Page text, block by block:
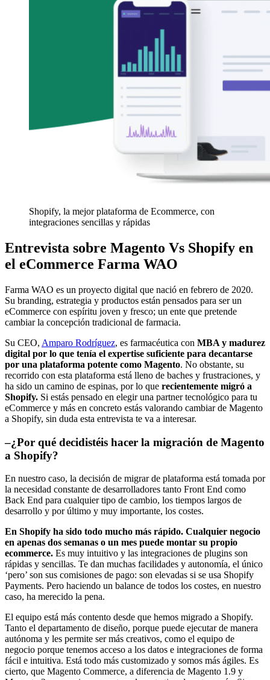
Shopify, la mejor plataforma de Ecommerce, con
integraciones sencillas y rápidas
Entrevista sobre Magento Vs Shopify en
el eCommerce Farma WAO
Farma WAO es un proyecto digital que nació en febrero de 2020.
Su branding, estrategia y productos están pensados para ser un
eCommerce con espíritu joven y fresco; un ente que pretende
cambiar la concepción tradicional de farmacia.
Su CEO, Amparo Rodríguez, es farmacéutica con MBA y madurez
digital por lo que tenía el expertise suficiente para decantarse
por una plataforma potente como Magento. No obstante, su
recorrido con esta plataforma está lleno de baches y frustraciones, y
ha sido un camino de espinas, por lo que recientemente migró a
Shopify. Si estás pensado en elegir una partner tecnológico para tu
eCommerce y más en concreto estás valorando cambiar de Magento
a Shopify, sin duda esta entrevista te va a interesar.
–¿Por qué decidistéis hacer la migración de Magento
a Shopify?
En nuestro caso, la decisión de migrar de plataforma está tomada por
la necesidad constante de desarrolladores tanto Front End como
Back End para cualquier tipo de cambio, los tiempos largos de
desarrollo y por último y muy importante, los costes.
En Shopify ha sido todo mucho más rápido. Cualquier negocio
en apenas dos semanas o un mes puede montar su propio
ecommerce. Es muy intuitivo y las integraciones de plugins son
rápidas y sencillas. Te dan muchas facilidades y autonomía, el único
‘pero’ son sus comisiones de pago: son elevadas si se usa Shopify
Payments. Pero haciendo un balance de todos los costes, en nuestro
caso, ha merecido la pena.
El equipo está más contento desde que hemos migrado a Shopify.
Tanto el departamento de diseño, porque puede ejecutar de manera
autónoma y les permite ser más creativos, como el equipo de
negocio porque tenemos acceso a los datos e integraciones de forma
fácil e intuitiva. Está todo más customizado y somos más ágiles. Es
cierto, que Magento Commerce, a diferencia de Magento 1.9 y